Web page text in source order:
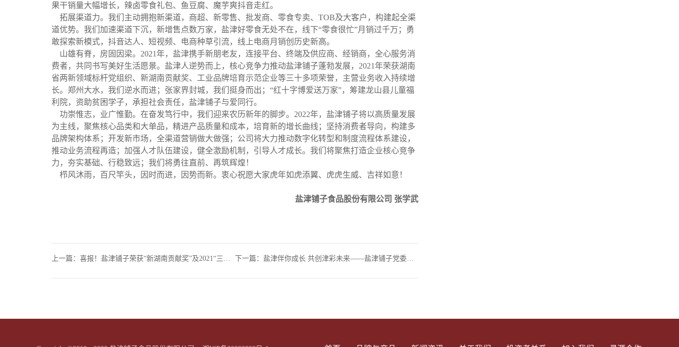
果干销量大幅增长，辣卤零食礼包、鱼豆腐、魔芋爽抖音走红。
拓展渠道力。我们主动拥抱新渠道，商超、新零售、批发商、零食专卖、 TOB及大客户，构建起全渠
道优势。我们加速渠道下沉，新增售点数万家，盐津好零食无处不在，线下“零食很忙”月销过千万；勇
敢探索新模式，抖音达人、短视频、电商种草引流，线上电商月销创历史新高。
山雄有脊，房固因梁。 2021年，盐津携手新朋老友，连接平台、终端及供应商、经销商，全心服务消
费者，共同书写美好生活愿景。盐津人逆势而上，核心竞争力推动盐津铺子蓬勃发展， 2021年荣获湖南
省两新领域标杆党组织、新湖南贡献奖、工业品牌培育示范企业等三十多项荣誉，主营业务收入持续增
长。郑州大水，我们逆水而进；张家界封城，我们挺身而出； “红十字博爱送万家”，筹建龙山县儿童福
利院，资助贫困学子，承担社会责任，盐津铺子与爱同行。
功崇惟志，业广惟勤。在奋发笃行中，我们迎来农历新年的脚步。 2022年，盐津铺子将以高质量发展
为主线，聚焦核心品类和大单品，精进产品质量和成本，培育新的增长曲线；坚持消费者导向，构建多
品牌架构体系；开发新市场，全渠道营销做大做强；公司将大力推动数字化转型和制度流程体系建设，
推动业务流程再造；加强人才队伍建设，健全激励机制，引导人才成长。我们将聚焦打造企业核心竞争
力，夯实基础、行稳致远；我们将勇往直前、再筑辉煌！
栉风沐雨，百尺竿头，因时而进，因势而新。衷心祝愿大家虎年如虎添翼、虎虎生威、吉祥如意！
盐津铺子食品股份有限公司 张学武
上一篇： 喜报！盐津铺子荣获“新湖南贡献奖”及2021“三湘民营企业百强” 下一篇： 盐津伴你成长 共创津彩未来——盐津铺子党委赴乌石完小开展新春慰问 ​